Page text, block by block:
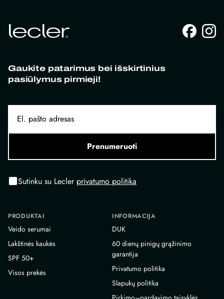
Gaukite patarimus bei išskirtinius
pasiūlymus pirmieji!
Prenumeruoti
Sutinku su Lecler privatumo politika
PRODUKTAI
Veido serumai
Lakštinės kaukės
SPF 50+
Visos prekės
INFORMACIJA
DUK
60 dienų pinigų grąžinimo
garantija
Privatumo politika
Slapukų politika